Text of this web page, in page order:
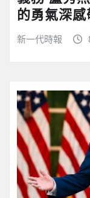
的勇氣深
新一代時報